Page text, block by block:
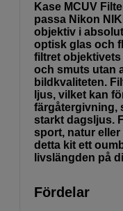
Kase MCUV
passa Nikon
objektiv i
optisk glas och
filtret
och smuts utan
bildkvaliteten.
ljus, vilket kan
färgåtergivning,
starkt dagsljus.
sport, natur
detta kit ett
livslängden på
Fördelar